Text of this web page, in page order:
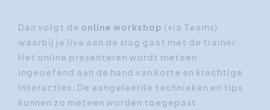
Dan volgt de online workshop (via Teams)
waarbij je live aan de slag gaat met de trainer.
Het online presenteren wordt meteen
ingeoefend aan de hand van korte en krachtige
interacties. De aangeleerde technieken en tips
kunnen zo meteen worden toegepast.